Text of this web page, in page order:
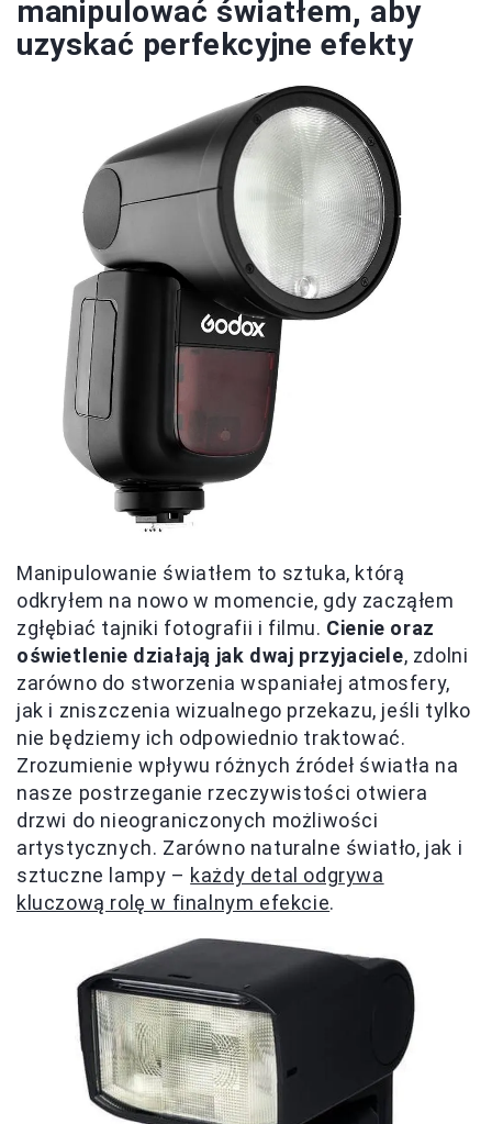
manipulować światłem, aby
uzyskać perfekcyjne efekty
Manipulowanie światłem to sztuka, którą
odkryłem na nowo w momencie, gdy zacząłem
zgłębiać tajniki fotografii i filmu. Cienie oraz
oświetlenie działają jak dwaj przyjaciele, zdolni
zarówno do stworzenia wspaniałej atmosfery,
jak i zniszczenia wizualnego przekazu, jeśli tylko
nie będziemy ich odpowiednio traktować.
Zrozumienie wpływu różnych źródeł światła na
nasze postrzeganie rzeczywistości otwiera
drzwi do nieograniczonych możliwości
artystycznych. Zarówno naturalne światło, jak i
sztuczne lampy – każdy detal odgrywa
kluczową rolę w finalnym efekcie.